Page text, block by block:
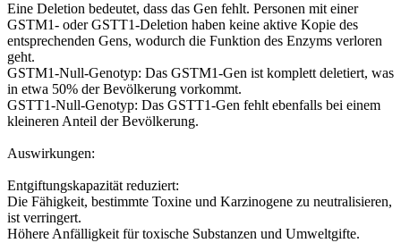
Eine Deletion bedeutet, dass das Gen fehlt. Personen mit einer
GSTM1- oder GSTT1-Deletion haben keine aktive Kopie des
entsprechenden Gens, wodurch die Funktion des Enzyms verloren
geht.
GSTM1-Null-Genotyp: Das GSTM1-Gen ist komplett deletiert, was
in etwa 50% der Bevölkerung vorkommt.
GSTT1-Null-Genotyp: Das GSTT1-Gen fehlt ebenfalls bei einem
kleineren Anteil der Bevölkerung.
Auswirkungen:
Entgiftungskapazität reduziert:
Die Fähigkeit, bestimmte Toxine und Karzinogene zu neutralisieren,
ist verringert.
Höhere Anfälligkeit für toxische Substanzen und Umweltgifte.